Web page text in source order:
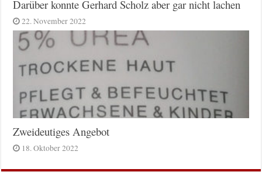
Darüber konnte Gerhard Scholz aber gar nicht lachen
22. November 2022
Zweideutiges Angebot
18. Oktober 2022